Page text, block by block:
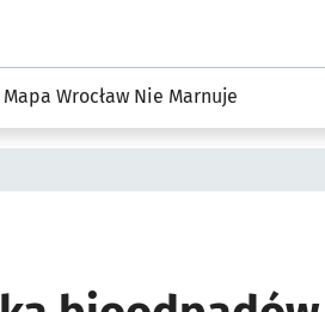
Środowisko we Wrocławiu
Mapa Wrocław Nie Marnuje